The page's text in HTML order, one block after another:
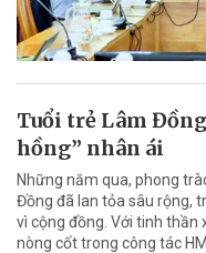
Tuổi trẻ Lâm
hồng” nhân ái
Những năm qua, phong
Đồng đã lan tỏa sâu rộng,
vì cộng đồng. Với tinh thần
nòng cốt trong công tác